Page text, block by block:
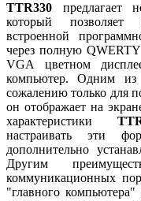
TTR330 предлагает
который позволяет
встроенной
через полную QWERTY
VGA цветном
компьютер. Одним из
сожалению только для
он отображает на
характеристики
настраивать эти
дополнительно
Другим
коммуникационных
"главного компьютера"